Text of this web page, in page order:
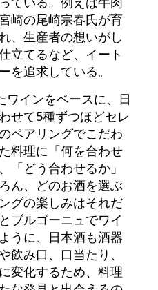
崎の尾崎宗春氏が育
、生産者の想いがし
立てるなど、イート
を追求している。
ワインをベースに、日
せて5種ずつほどセレ
ペアリングでこだわ
料理に「何を合わせ
「どう合わせるか」
ん、どのお酒を選ぶ
グの楽しみはそれだ
ブルゴーニュでワイ
うに、日本酒も酒器
飲み口、口当たり、
変化するため、料理